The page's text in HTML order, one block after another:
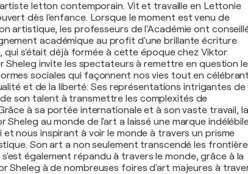
letton contemporain. Vit et travaille en Lettonie
dès l'enfance. Lorsque le moment est venu de
artistique, les professeurs de l'Académie ont
académique au profit d'une brillante écriture
qui s'était déjà formée à cette époque chez Viktor
Sheleg invite les spectateurs à remettre en question le
sociales qui façonnent nos vies tout en célébrant
et de la liberté. Ses représentations intrigantes de
son talent à transmettre les complexités de
à sa portée internationale et à son vaste travail, la
au monde de l'art a laissé une marque
nous inspirant à voir le monde à travers un prisme
Son art a non seulement transcendé les
également répandu à travers le monde, grâce à la
Sheleg à de nombreuses foires d'art majeures à